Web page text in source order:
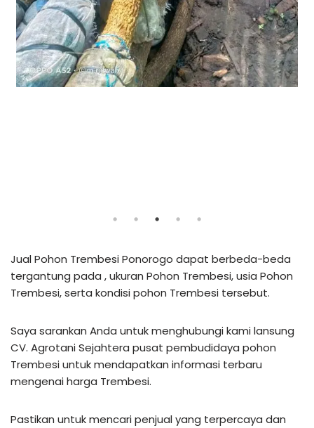
Jual Pohon Trembesi Ponorogo dapat berbeda-beda
tergantung pada , ukuran Pohon Trembesi, usia Pohon
Trembesi, serta kondisi pohon Trembesi tersebut.
Saya sarankan Anda untuk menghubungi kami lansung
CV. Agrotani Sejahtera pusat pembudidaya pohon
Trembesi untuk mendapatkan informasi terbaru
mengenai harga Trembesi.
Pastikan untuk mencari penjual yang terpercaya dan